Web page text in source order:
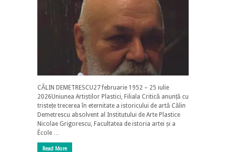
CĂLIN DEMETRESCU27 februarie 1952 – 25 iulie
2026Uniunea Artiștilor Plastici, Filiala Critică anunță cu
tristețe trecerea în eternitate a istoricului de artă Călin
Demetrescu absolvent al Institutului de Arte Plastice
Nicolae Grigorescu, Facultatea de istoria artei și a
École …
Read More